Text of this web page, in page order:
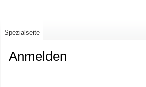
Anmelden
Spezialseite